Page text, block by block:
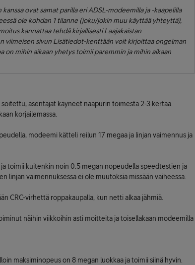
ovat samat parilla eri ADSL-modeemilla ja -kaapelilla
ole kohdan 1 tilanne (joku/jokin muu käyttää yhteyttä),
kannattaa tehdä kirjallisesti Laajakaistan
viimeisen sivun Lisätiedot-kenttään voit kirjoittaa ongelman
on mihin aikaan yhetys toimii paremmin ja mihin aikaan
asentajat käyneet naapurin toimesta 2-3 kertaa.
korjailemassa.
modeemi kätteli reilun 17 megaa ja linjan vaimennus ja
toimii kuitenkin noin 0.5 megan nopeudella speedtestien ja
linjan vaimennuksessa ei ole muutoksia missään vaiheessa.
CRC-virhettä roppakaupalla, kun netti alkaa jähmiä.
näihin viikkoihin asti moitteita ja toisellakaan modeemilla
maksiminopeus on 8 megan luokkaa ja toimii siinä hyvin.